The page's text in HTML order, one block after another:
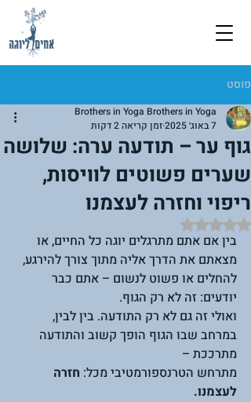
פוסט
גוף ער – תודעה ערה: שלושה
שערים פשוטים לוויסות,
ריפוי וחזרה לעצמנו
Brothers in Yoga Brothers in Yoga
7 באוג׳ 2025
זמן קריאה 2 דקות
דירוג של NaN מתוך 5 כוכבים
בין אם אתם מתרגלים יוגה כל החיים, או
מצאתם את הדרך אליה מתוך צורך להירגע,
להחלים או פשוט לנשום – אתם כבר
יודעים: זה לא רק הגוף.
ואולי זה גם לא רק התודעה. בין לבין,
במרחב שבו הגוף הופך קשוב והתודעה
מתרככת –
מתרחש הטרנספורמטיבי מכל: חזרה
לעצמנו.